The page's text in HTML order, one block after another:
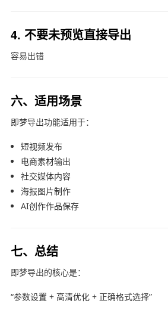
4. 不要未预览直接导出
容易出错
六、适用场景
即梦导出功能适用于：
短视频发布
电商素材输出
社交媒体内容
海报图片制作
AI创作作品保存
七、总结
即梦导出的核心是：
“参数设置 + 高清优化 + 正确格式选择”